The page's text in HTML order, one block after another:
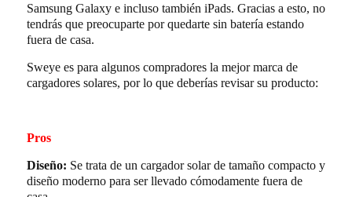
Samsung Galaxy e incluso también iPads. Gracias a esto, no
tendrás que preocuparte por quedarte sin batería estando
fuera de casa.
Sweye es para algunos compradores la mejor marca de
cargadores solares, por lo que deberías revisar su producto:
Pros
Diseño: Se trata de un cargador solar de tamaño compacto y
diseño moderno para ser llevado cómodamente fuera de